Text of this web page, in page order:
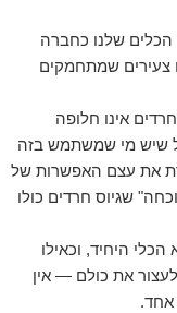
שלנו כחברה
צעירים שמתחמקים
אינו חלופה
שיש מי שמשתמש בזה
את עצם האפשרות של
שגיוס חרדים כולו
הכלי היחיד, וכאילו
את כולם — אין
אחד.